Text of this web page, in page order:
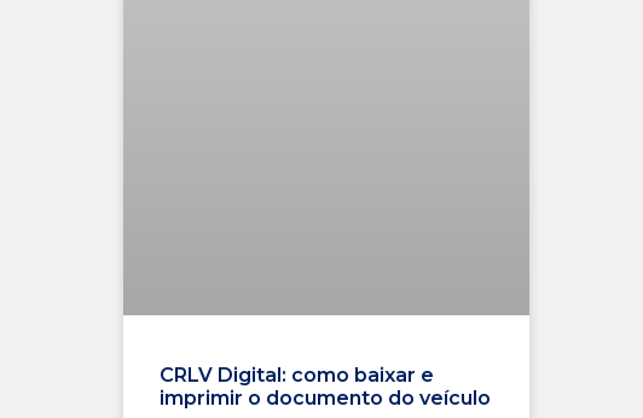
CRLV Digital: como baixar e
imprimir o documento do veículo